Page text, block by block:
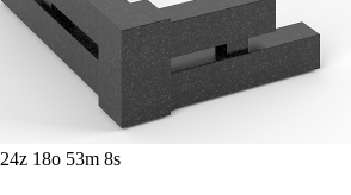
24z 18o 53m 6s